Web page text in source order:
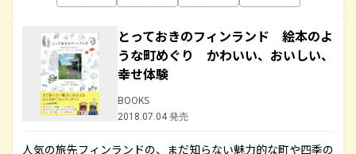
とっておきのフィンランド 絵本のよ
うな町めぐり かわいい、おいしい、
幸せ体験
BOOKS
2018.07.04 発売
人気の旅先フィンランドの、まだ知らない魅力的な町や四季の